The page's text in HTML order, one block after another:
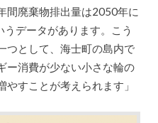
間廃棄物排出量は2050年に
データがあります。こう
つとして、海士町の島内で
ー消費が少ない小さな輪の
すことが考えられます」